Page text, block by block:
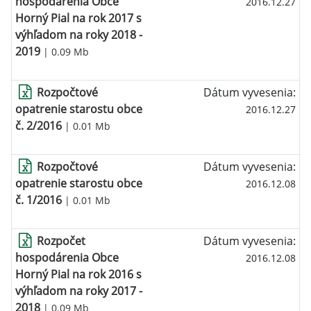
Horný Pial na rok 2017 s
výhľadom na roky 2018 -
2019 | 0.09 Mb
Rozpočtové
opatrenie starostu obce
č. 2/2016 | 0.01 Mb
Dátum vyvesenia:
2016.12.27
Rozpočtové
opatrenie starostu obce
č. 1/2016 | 0.01 Mb
Dátum vyvesenia:
2016.12.08
Rozpočet
hospodárenia Obce
Horný Pial na rok 2016 s
výhľadom na roky 2017 -
2018 | 0.09 Mb
Dátum vyvesenia:
2016.12.08